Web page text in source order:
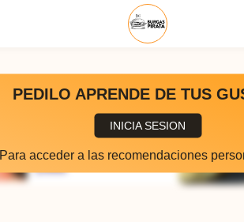
PEDILO APRENDE DE TUS
INICIA SESION
Para acceder a las recomendaciones
Blend de carnes premium
$3000